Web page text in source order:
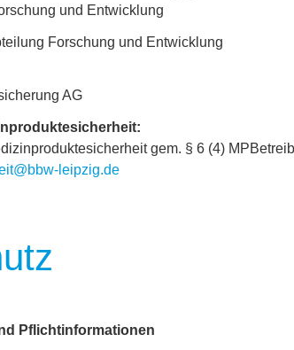
und Entwicklung
Forschung und Entwicklung
AG
gem. § 6 (4)
leipzig.de
Pflichtinformationen